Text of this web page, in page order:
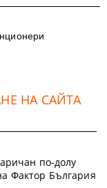
НА САЙТА
по-долу
Фактор България